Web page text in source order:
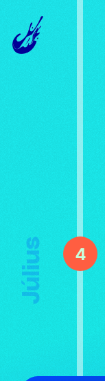
Július 4